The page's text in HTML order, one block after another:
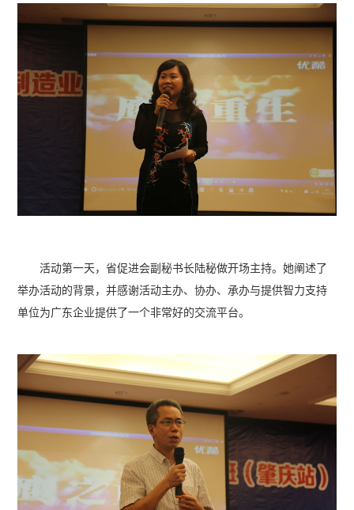
活动第一天，省促进会副秘书长陆秘做开场主持。她阐述了
举办活动的背景，并感谢活动主办、协办、承办与提供智力支持
单位为广东企业提供了一个非常好的交流平台。